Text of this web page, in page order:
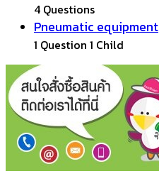
4 Questions
Pneumatic equipment
1 Question 1 Child